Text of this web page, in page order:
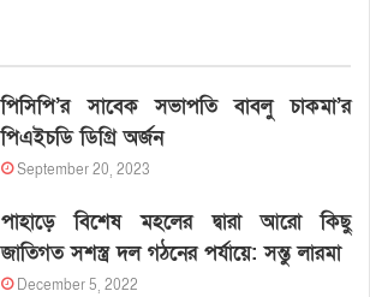
পিসিপি’র সাবেক সভাপতি বাবলু চাকমা’র
পিএইচডি ডিগ্রি অর্জন
September 20, 2023
পাহাড়ে বিশেষ মহলের দ্বারা আরো কিছু
জাতিগত সশস্ত্র দল গঠনের পর্যায়ে: সন্তু লারমা
December 5, 2022